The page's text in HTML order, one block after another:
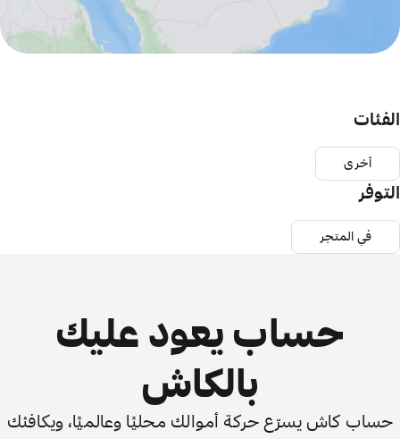
الفئات
أخرى
التوفر
في المتجر
حساب يعود عليك
بالكاش
حساب كاش يسرّع حركة أموالك محليًا وعالميًا، ويكافئك